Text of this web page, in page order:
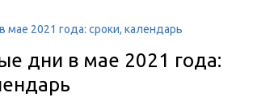
мае 2021 года: сроки, календарь
дни в мае 2021 года: